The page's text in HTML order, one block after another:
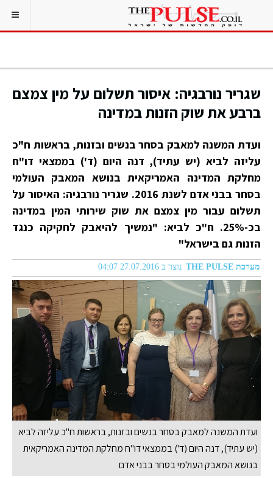
שגריר נורבגיה: איסור תשלום על מין צמצם
ברבע את שוק הזנות במדינה
ועדת המשנה למאבק בסחר בנשים ובזנות, בראשות ח"כ
עליזה לביא (יש עתיד), דנה היום (ד') בממצאי דו"ח
מחלקת המדינה האמריקאית בנושא המאבק העולמי
בסחר בבני אדם לשנת 2016. שגריר נורבגיה: האיסור על
תשלום עבור מין צמצם את שוק שירותי המין במדינה
בכ-25%. ח"כ לביא: "נמשיך להיאבק לחקיקה כנגד
הזנות גם בישראל"
מערכת THE PULSE נוצר ב 27.07.2016 04:07
ועדת המשנה למאבק בסחר בנשים ובזנות, בראשות ח"כ עליזה לביא
(יש עתיד), דנה היום (ד') בממצאי דו"ח מחלקת המדינה האמריקאית
בנושא המאבק העולמי בסחר בבני אדם